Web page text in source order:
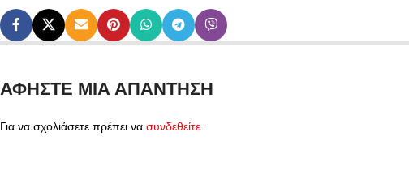
ΑΦΉΣΤΕ ΜΙΑ ΑΠΆΝΤΗΣΗ
Για να σχολιάσετε πρέπει να συνδεθείτε